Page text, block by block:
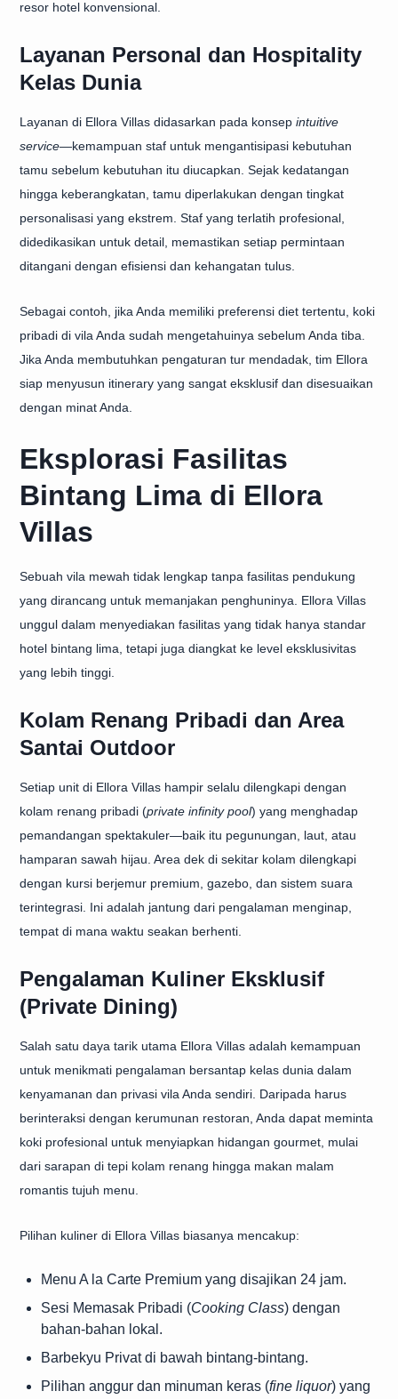
resor hotel konvensional.
Layanan Personal dan Hospitality
Kelas Dunia
Layanan di Ellora Villas didasarkan pada konsep intuitive
service—kemampuan staf untuk mengantisipasi kebutuhan
tamu sebelum kebutuhan itu diucapkan. Sejak kedatangan
hingga keberangkatan, tamu diperlakukan dengan tingkat
personalisasi yang ekstrem. Staf yang terlatih profesional,
didedikasikan untuk detail, memastikan setiap permintaan
ditangani dengan efisiensi dan kehangatan tulus.
Sebagai contoh, jika Anda memiliki preferensi diet tertentu, koki
pribadi di vila Anda sudah mengetahuinya sebelum Anda tiba.
Jika Anda membutuhkan pengaturan tur mendadak, tim Ellora
siap menyusun itinerary yang sangat eksklusif dan disesuaikan
dengan minat Anda.
Eksplorasi Fasilitas
Bintang Lima di Ellora
Villas
Sebuah vila mewah tidak lengkap tanpa fasilitas pendukung
yang dirancang untuk memanjakan penghuninya. Ellora Villas
unggul dalam menyediakan fasilitas yang tidak hanya standar
hotel bintang lima, tetapi juga diangkat ke level eksklusivitas
yang lebih tinggi.
Kolam Renang Pribadi dan Area
Santai Outdoor
Setiap unit di Ellora Villas hampir selalu dilengkapi dengan
kolam renang pribadi (private infinity pool) yang menghadap
pemandangan spektakuler—baik itu pegunungan, laut, atau
hamparan sawah hijau. Area dek di sekitar kolam dilengkapi
dengan kursi berjemur premium, gazebo, dan sistem suara
terintegrasi. Ini adalah jantung dari pengalaman menginap,
tempat di mana waktu seakan berhenti.
Pengalaman Kuliner Eksklusif
(Private Dining)
Salah satu daya tarik utama Ellora Villas adalah kemampuan
untuk menikmati pengalaman bersantap kelas dunia dalam
kenyamanan dan privasi vila Anda sendiri. Daripada harus
berinteraksi dengan kerumunan restoran, Anda dapat meminta
koki profesional untuk menyiapkan hidangan gourmet, mulai
dari sarapan di tepi kolam renang hingga makan malam
romantis tujuh menu.
Pilihan kuliner di Ellora Villas biasanya mencakup:
Menu A la Carte Premium yang disajikan 24 jam.
Sesi Memasak Pribadi (Cooking Class) dengan
bahan-bahan lokal.
Barbekyu Privat di bawah bintang-bintang.
Pilihan anggur dan minuman keras (fine liquor) yang